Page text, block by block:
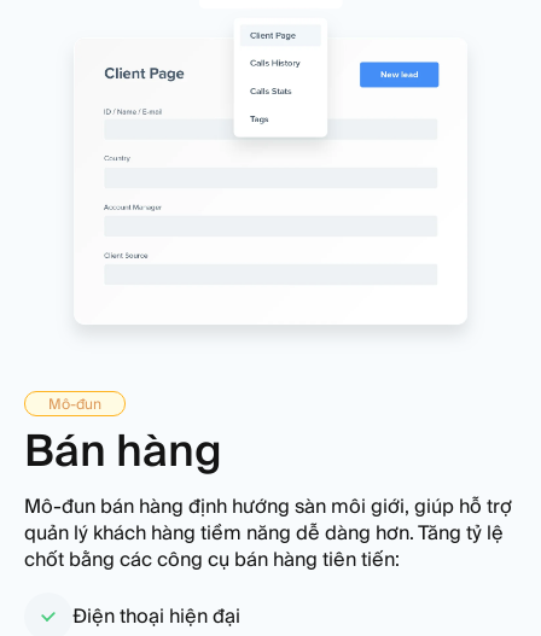
Mô-đun
Bán hàng
Mô-đun bán hàng định hướng sàn môi giới, giúp hỗ trợ
quản lý khách hàng tiềm năng dễ dàng hơn. Tăng tỷ lệ
chốt bằng các công cụ bán hàng tiên tiến:
Điện thoại hiện đại